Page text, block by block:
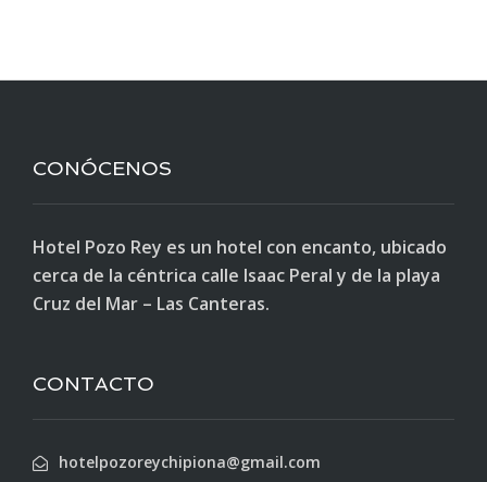
CONÓCENOS
Hotel Pozo Rey es un hotel con encanto, ubicado
cerca de la céntrica calle Isaac Peral y de la playa
Cruz del Mar – Las Canteras.
CONTACTO
hotelpozoreychipiona@gmail.com